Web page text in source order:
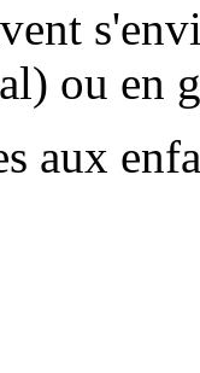
ou en
aux